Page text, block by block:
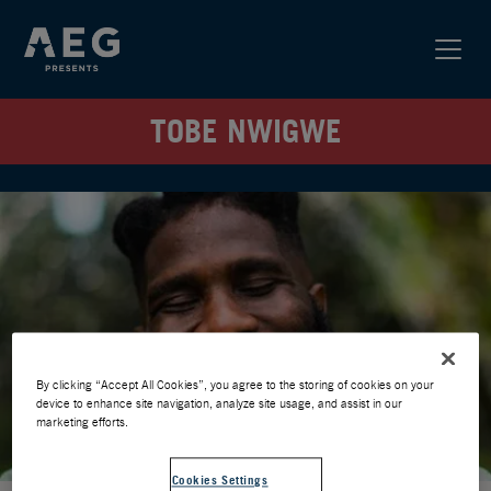
TOBE NWIGWE
By clicking “Accept All Cookies”, you agree to the storing of cookies on your
device to enhance site navigation, analyze site usage, and assist in our
marketing efforts.
Cookies Settings